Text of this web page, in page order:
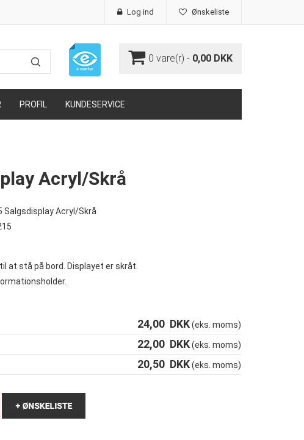
Ønskeliste
Log ind
0 vare(r) - 0,00 DKK
PROFIL KUNDESERVICE
Acryl/Skrå
Salgsdisplay Acryl/Skrå
at stå på bord. Displayet er skråt.
24,00DKK(eks. moms)
22,00DKK(eks. moms)
20,50DKK(eks. moms)